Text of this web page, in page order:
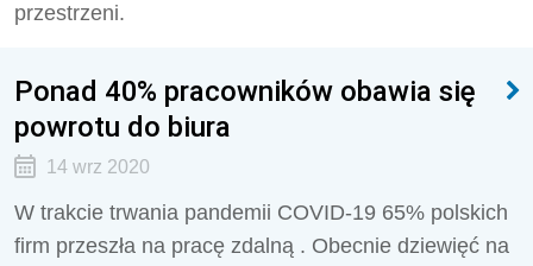
przestrzeni.
Ponad 40% pracowników obawia się
powrotu do biura
14 wrz 2020
W trakcie trwania pandemii COVID-19 65% polskich
firm przeszła na pracę zdalną . Obecnie dziewięć na